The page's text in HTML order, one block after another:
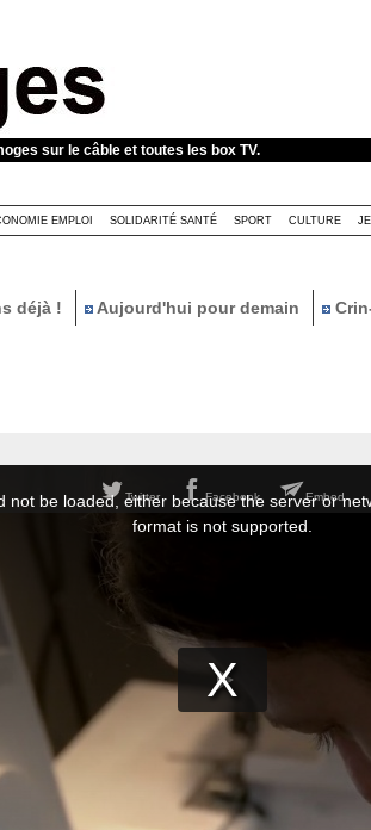
sur le câble et toutes les box TV.
EMPLOI SOLIDARITÉ SANTÉ SPORT CULTURE
déjà ! Aujourd'hui pour demain